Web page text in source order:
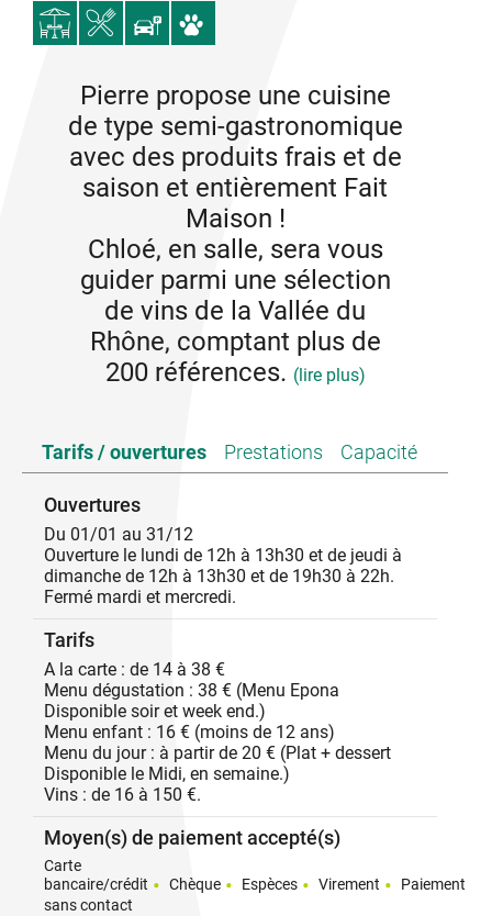
Pierre propose une cuisine
de type semi-gastronomique
avec des produits frais et de
saison et entièrement Fait
Maison !
Chloé, en salle, sera vous
guider parmi une sélection
de vins de la Vallée du
Rhône, comptant plus de
200 références. (lire plus)
et du bon vin, nous avons créé un lieu ou règne
partage et convivialité. Les jus réduisent pendant 3
jours au bord du feu, les glaces sont toutes faites
avec des produits frais, la viande provient d'Ardèche
et de ses alentours...
En salle, c'est Chloé qui œuvre, passionnée de vins,
après une formation à Suze la Rousse, elle propose
un large choix de vins de la Vallée du Rhône (mais
pas que). Et parce que le vin est une histoire de
partage et de convivialité également, tous les
domaines sont sélectionnés avec soin, parce qu’ils
correspondent à nos attentes : De vrais producteurs
talentueux, amoureux de leurs vignes et capables de
partager leur savoir-faire et leur passion en
respectant scrupuleusement la nature et les sols.
Nous proposons des vins certifiés Biologiques,,
Biodynamiques et Natures. Nous faisons une
cuisine simple, une cuisine de partage et régressive.
Nous vous invitons à venir à notre rencontre afin de
vous faire passer un bon moment chez EPONA à
Au plaisir de vous recevoir. Chloé&Pierre
Tarifs / ouvertures Prestations Capacité
Ouvertures
Du 01/01 au 31/12
Ouverture le lundi de 12h à 13h30 et de jeudi à
dimanche de 12h à 13h30 et de 19h30 à 22h.
Fermé mardi et mercredi.
Tarifs
A la carte : de 14 à 38 €
Menu dégustation : 38 € (Menu Epona
Disponible soir et week end.)
Menu enfant : 16 € (moins de 12 ans)
Menu du jour : à partir de 20 € (Plat + dessert
Disponible le Midi, en semaine.)
Vins : de 16 à 150 €.
Moyen(s) de paiement accepté(s)
Carte
bancaire/crédit
Chèque Espèces Virement
Paiement
sans contact